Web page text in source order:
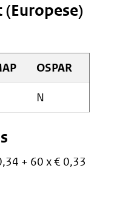
OSPAR
N
+ 60 x € 0,33